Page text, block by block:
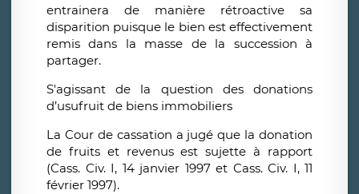
entrainera de manière rétroactive sa
disparition puisque le bien est effectivement
remis dans la masse de la succession à
partager.
S'agissant de la question des donations
d’usufruit de biens immobiliers
La Cour de cassation a jugé que la donation
de fruits et revenus est sujette à rapport
(Cass. Civ. I, 14 janvier 1997 et Cass. Civ. I, 11
février 1997).